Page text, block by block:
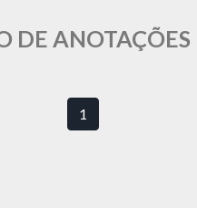
DE ANOTAÇÕES
1